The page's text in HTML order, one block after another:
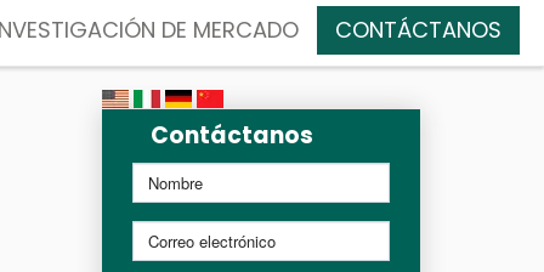
DE MERCADO CONTÁCTANOS
Contáctanos